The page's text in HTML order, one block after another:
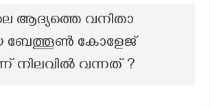
ആദ്യത്തെ വനിതാ
ബേത്തൂൺ കോളേജ്
നിലവിൽ വന്നത് ?